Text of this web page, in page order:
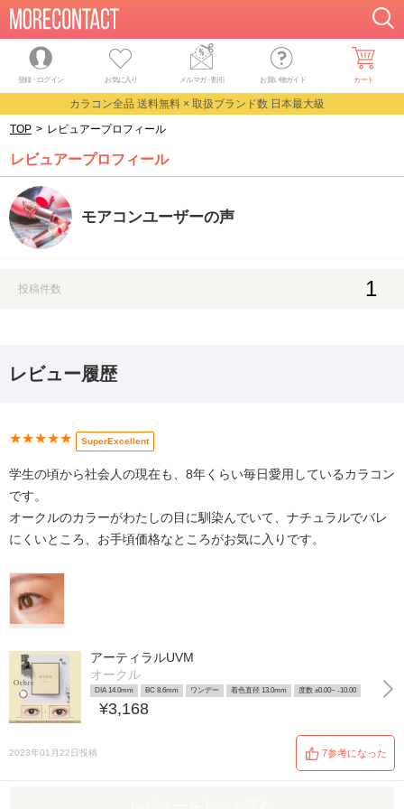
登録・ログイン お気に入り メルマガ・割引 お買い物ガイド カート
カラコン全品 送料無料 × 取扱ブランド数 日本最大級
TOP > レビュアープロフィール
レビュアープロフィール
モアコンユーザーの声
投稿件数 1
レビュー履歴
★★★★★ SuperExcellent
学生の頃から社会人の現在も、8年くらい毎日愛用しているカラコン
です。
オークルのカラーがわたしの目に馴染んでいて、ナチュラルでバレ
にくいところ、お手頃価格なところがお気に入りです。
アーティラルUVM
オークル
DIA 14.0mm BC 8.6mm ワンデー 着色直径 13.0mm 度数 ±0.00~ -10.00
¥3,168
2023年01月22日投稿 7参考になった